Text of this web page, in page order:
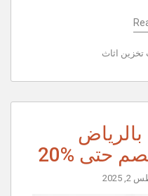
اثاث
2025